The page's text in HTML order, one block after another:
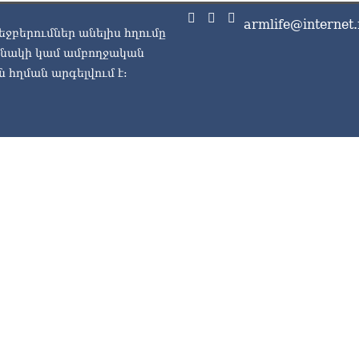
անելիս հղումը
կամ ամբողջական
արգելվում է: